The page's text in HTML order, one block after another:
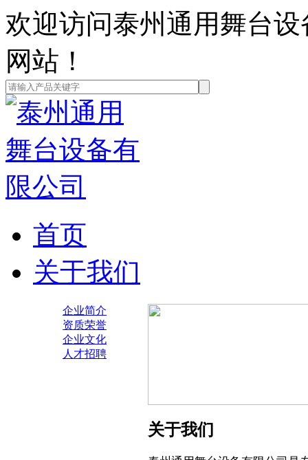
欢迎访问泰州通用舞台
网站！
首页
关于我们
企业简介
资质荣誉
企业文化
人才招聘
关于我们